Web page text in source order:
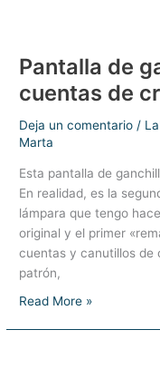
Pantalla de
cuentas de
Deja un comentario /
Marta
Esta pantalla de
En realidad, es la
lámpara que tengo
original y el primer
cuentas y canutillos de
patrón,
Pantalla
Read More »